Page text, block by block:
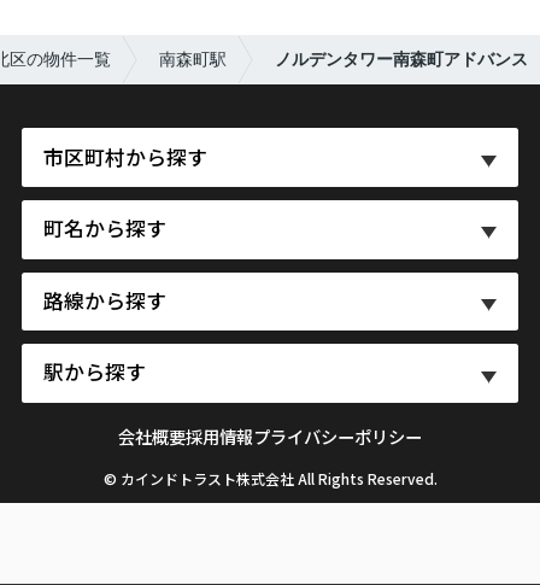
区の物件一覧 南森町駅 ノルデンタワー南森町アドバンス
市区町村から探す
町名から探す
路線から探す
駅から探す
会社概要採用情報プライバシーポリシー
© カインドトラスト株式会社 All Rights Reserved.